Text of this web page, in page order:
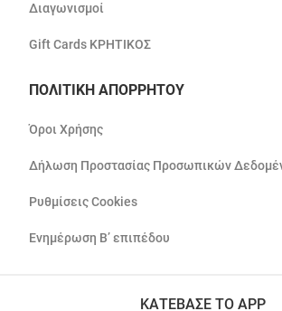
Διαγωνισμοί
Gift Cards ΚΡΗΤΙΚΟΣ
ΠΟΛΙΤΙΚΗ ΑΠΟΡΡΗΤΟΥ
Όροι Χρήσης
Δήλωση Προστασίας Προσωπικών
Ρυθμίσεις Cookies
Ενημέρωση Β’ επιπέδου
ΚΑΤΕΒΑΣΕ ΤΟ APP